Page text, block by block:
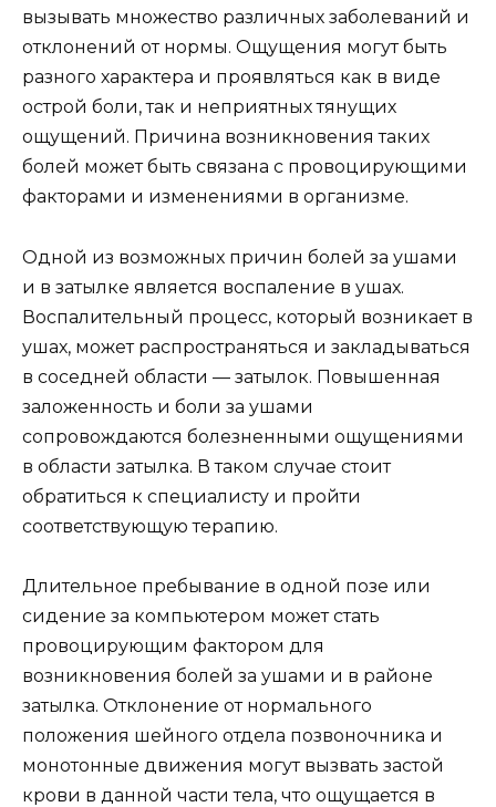
вызывать множество различных заболеваний и
отклонений от нормы. Ощущения могут быть
разного характера и проявляться как в виде
острой боли, так и неприятных тянущих
ощущений. Причина возникновения таких
болей может быть связана с провоцирующими
факторами и изменениями в организме.
Одной из возможных причин болей за ушами
и в затылке является воспаление в ушах.
Воспалительный процесс, который возникает в
ушах, может распространяться и закладываться
в соседней области — затылок. Повышенная
заложенность и боли за ушами
сопровождаются болезненными ощущениями
в области затылка. В таком случае стоит
обратиться к специалисту и пройти
соответствующую терапию.
Длительное пребывание в одной позе или
сидение за компьютером может стать
провоцирующим фактором для
возникновения болей за ушами и в районе
затылка. Отклонение от нормального
положения шейного отдела позвоночника и
монотонные движения могут вызвать застой
крови в данной части тела, что ощущается в